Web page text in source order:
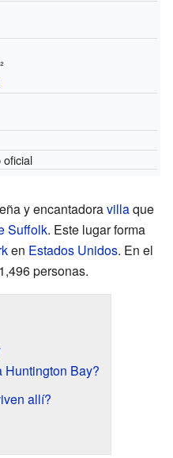
oficial
y encantadoravillaque
Suffolk. Este lugar forma
en Estados Unidos. En el
personas.
Huntington Bay?
allí?